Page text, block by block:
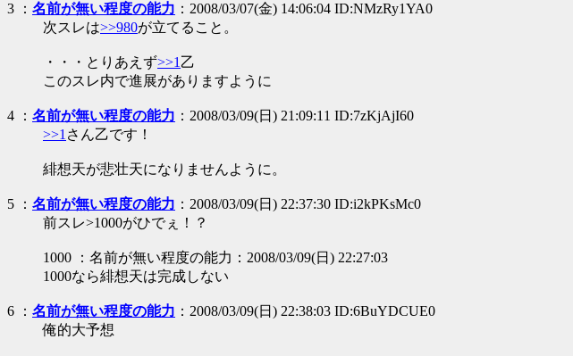
3 ： 名前が無い程度の能力 ：2008/03/07(金) 14:06:04 ID:NMzRy1YA0
次スレは>>980が立てること。
・・・とりあえず>>1 乙
このスレ内で進展がありますように
4 ： 名前が無い程度の能力 ：2008/03/09(日) 21:09:11 ID:7zKjAjI60
>>1 さん乙です！
緋想天が悲壮天になりませんように。 あと雛
5 ： 名前が無い程度の能力 ：2008/03/09(日) 22:37:30 ID:i2kPKsMc0
前スレ>1000がひでぇ！？
1000 ：名前が無い程度の能力：2008/03/09(日) 22:27:03
1000なら緋想天は完成しない
6 ： 名前が無い程度の能力 ：2008/03/09(日) 22:38:03 ID:6BuYDCUE0
俺的大予想